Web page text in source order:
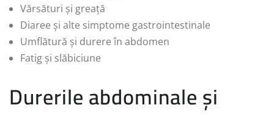
Vărsături și greață
Diaree și alte simptome gastrointestinale
Umflătură și durere în abdomen
Fatig și slăbiciune
Durerile abdominale și